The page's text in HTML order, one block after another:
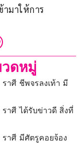
ามาให้การ
ดหมู่
าศี ชีพจรลงเท้า มี
าศี ได้รับข่าวดี สิ่งที่
ราศี มีศัตรูคอยจ้อง